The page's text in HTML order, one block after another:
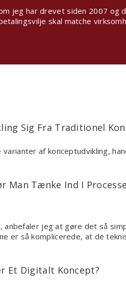
jeg har drevet siden 2007 og
skal matche
Sig Fra Traditionel
af konceptudvikling,
Man Tænke Ind I
anbefaler jeg at gøre det så
er så komplicerede, at de
Et Digitalt Koncept?